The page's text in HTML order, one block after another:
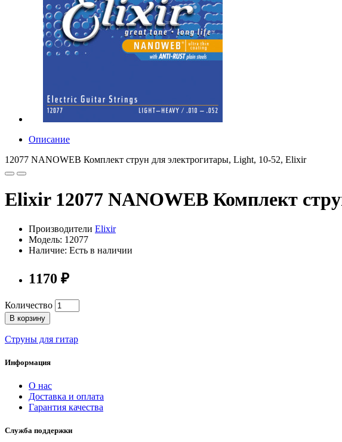
Описание
12077 NANOWEB Комплект струн для электрогитары, Light, 10-52, Elixir
Elixir 12077 NANOWEB Комплект
Производители Elixir
Модель: 12077
Наличие: Есть в наличии
1170 ₽
Количество
В корзину
Струны для гитар
Информация
О нас
Доставка и оплата
Гарантия качества
Служба поддержки